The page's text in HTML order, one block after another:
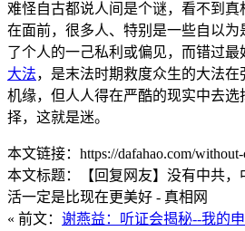
难怪自古都说人间是个谜，看不到
在面前，很多人、特别是一些自以
了个人的一己私利或偏见，而错过最
大法，是末法时期救度众生的大法
机缘，但人人得在严酷的现实中去
择，这就是迷。
本文链接：https://dafahao.com/without-
本文标题：【回复网友】没有中共
活一定是比现在更美好 - 真相网
« 前文： 谢燕益：听证会揭秘--我的